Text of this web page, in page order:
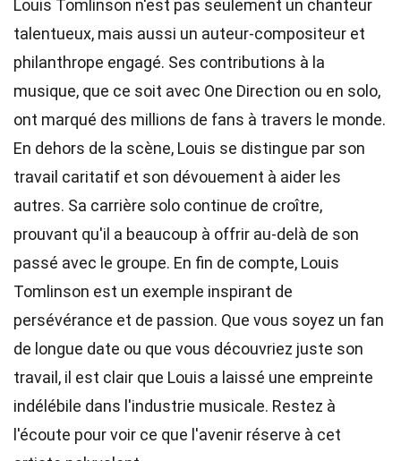
Louis Tomlinson n'est pas seulement un chanteur
talentueux, mais aussi un auteur-compositeur et
philanthrope engagé. Ses contributions à la
musique, que ce soit avec One Direction ou en solo,
ont marqué des millions de fans à travers le monde.
En dehors de la scène, Louis se distingue par son
travail caritatif et son dévouement à aider les
autres. Sa carrière solo continue de croître,
prouvant qu'il a beaucoup à offrir au-delà de son
passé avec le groupe. En fin de compte, Louis
Tomlinson est un exemple inspirant de
persévérance et de passion. Que vous soyez un fan
de longue date ou que vous découvriez juste son
travail, il est clair que Louis a laissé une empreinte
indélébile dans l'industrie musicale. Restez à
l'écoute pour voir ce que l'avenir réserve à cet